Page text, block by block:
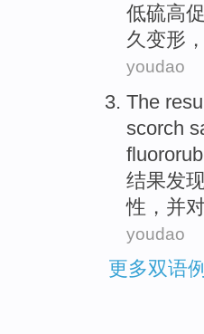
低硫高
久变形，
youdao
The
scorch
结果发
性，并对
youdao
更多双语